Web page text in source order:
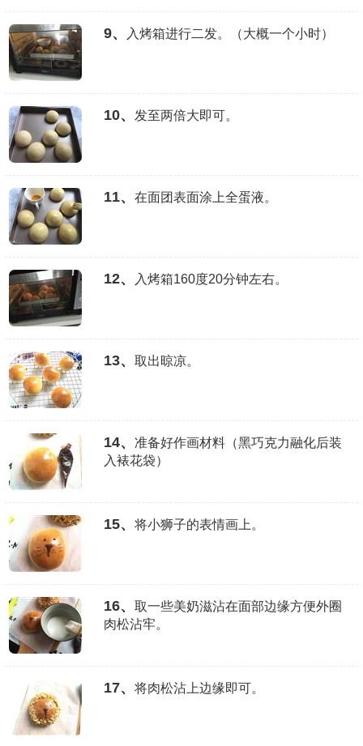
9、 入烤箱进行二发。（大概一个小时）
10、 发至两倍大即可。
11、 在面团表面涂上全蛋液。
12、 入烤箱160度20分钟左右。
13、 取出晾凉。
14、
准备好作画材料（黑巧克力融化后装
入裱花袋）
15、 将小狮子的表情画上。
16、
取一些美奶滋沾在面部边缘方便外圈
肉松沾牢。
17、 将肉松沾上边缘即可。